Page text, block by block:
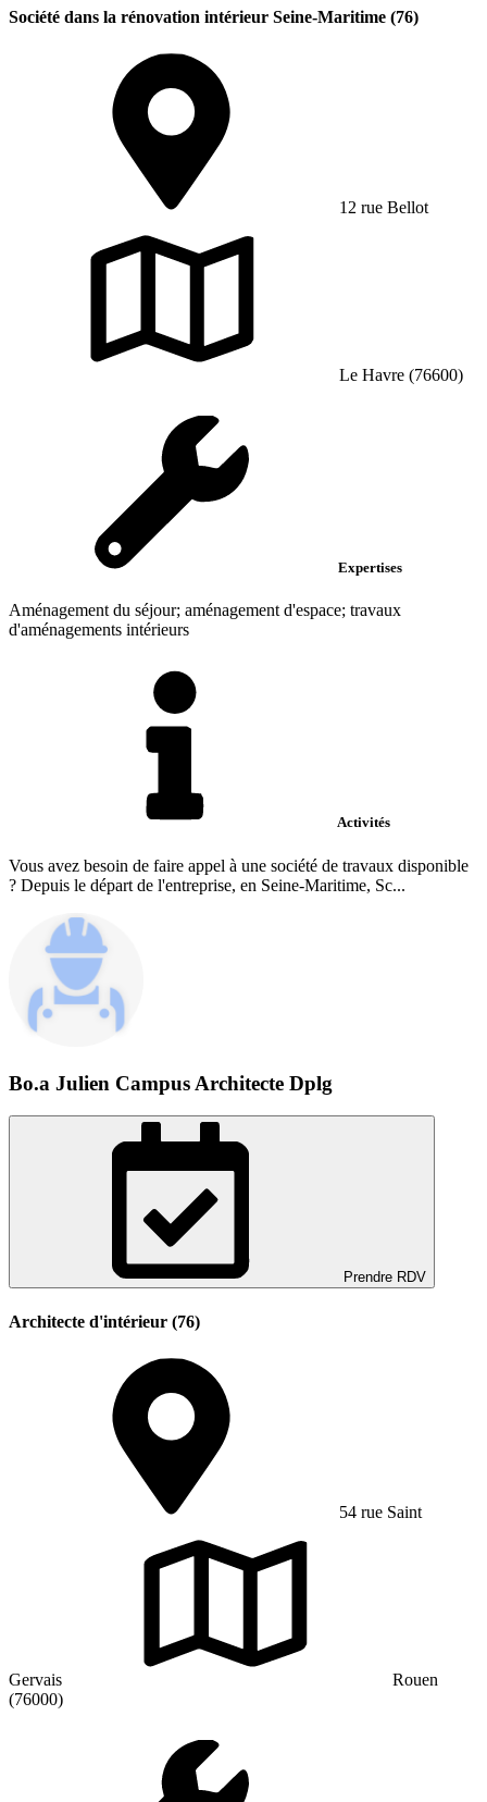
Société dans la rénovation intérieur Seine-Maritime (76)
12 rue Bellot
Le Havre (76600)
Expertises
Aménagement du séjour; aménagement d'espace; travaux
d'aménagements intérieurs
Activités
Vous avez besoin de faire appel à une société de travaux disponible
? Depuis le départ de l'entreprise, en Seine-Maritime, Sc...
Bo.a Julien Campus Architecte Dplg
Prendre RDV
Architecte d'intérieur (76)
54 rue Saint
Gervais
Rouen
(76000)